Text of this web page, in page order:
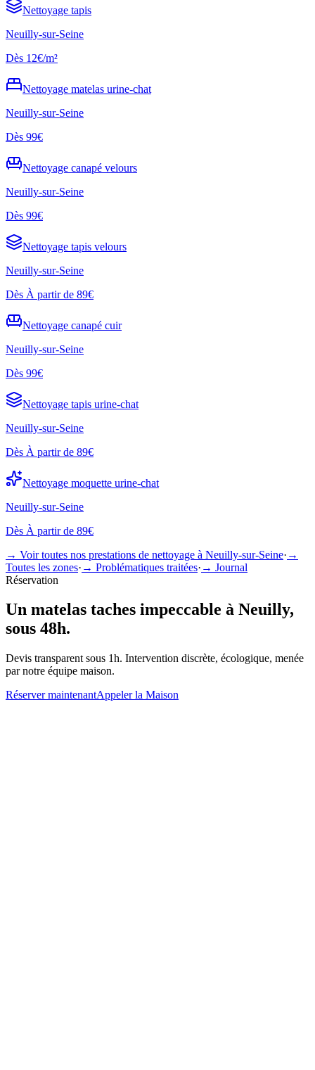
Nettoyage tapis
Neuilly-sur-Seine
Dès 12€/m²
Nettoyage matelas urine-chat
Neuilly-sur-Seine
Dès 99€
Nettoyage canapé velours
Neuilly-sur-Seine
Dès 99€
Nettoyage tapis velours
Neuilly-sur-Seine
Dès À partir de 89€
Nettoyage canapé cuir
Neuilly-sur-Seine
Dès 99€
Nettoyage tapis urine-chat
Neuilly-sur-Seine
Dès À partir de 89€
Nettoyage moquette urine-chat
Neuilly-sur-Seine
Dès À partir de 89€
→ Voir toutes nos prestations de nettoyage à Neuilly-sur-Seine· →
Toutes les zones· → Problématiques traitées· → Journal
Réservation
Un matelas taches impeccable à Neuilly,
sous 48h.
Devis transparent sous 1h. Intervention discrète, écologique, menée
par notre équipe maison.
Réserver maintenantAppeler la Maison